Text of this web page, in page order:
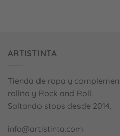
ARTISTINTA
Tienda de ropa y
rollito y Rock and Roll.
Saltando stops desde 2014.
info@artistinta.com